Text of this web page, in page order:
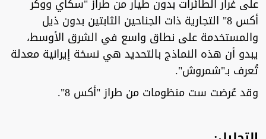
على غرار الطائرات بدون طيار من طراز "سكاي ووكر
أكس 8" التجارية ذات الجناحين الثابتين بدون ذيل
والمستخدمة على نطاق واسع في الشرق الأوسط،
يبدو أن هذه النماذج بالتحديد هي نسخة إيرانية معدلة
تُعرف بـ"شمروش".
وقد عُرضت ست منظومات من طراز "أكس 8".